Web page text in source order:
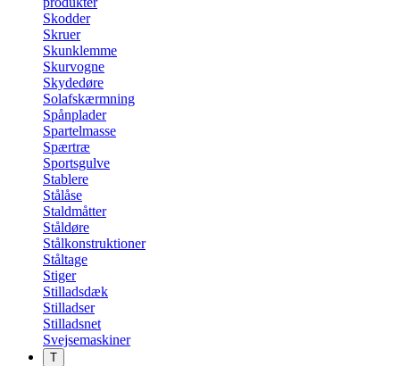
Skodder
Skruer
Skunklemme
Skurvogne
Skydedøre
Solafskærmning
Spånplader
Spartelmasse
Spærtræ
Sportsgulve
Stablere
Stålåse
Staldmåtter
Ståldøre
Stålkonstruktioner
Ståltage
Stiger
Stilladsdæk
Stilladser
Stilladsnet
Svejsemaskiner
T